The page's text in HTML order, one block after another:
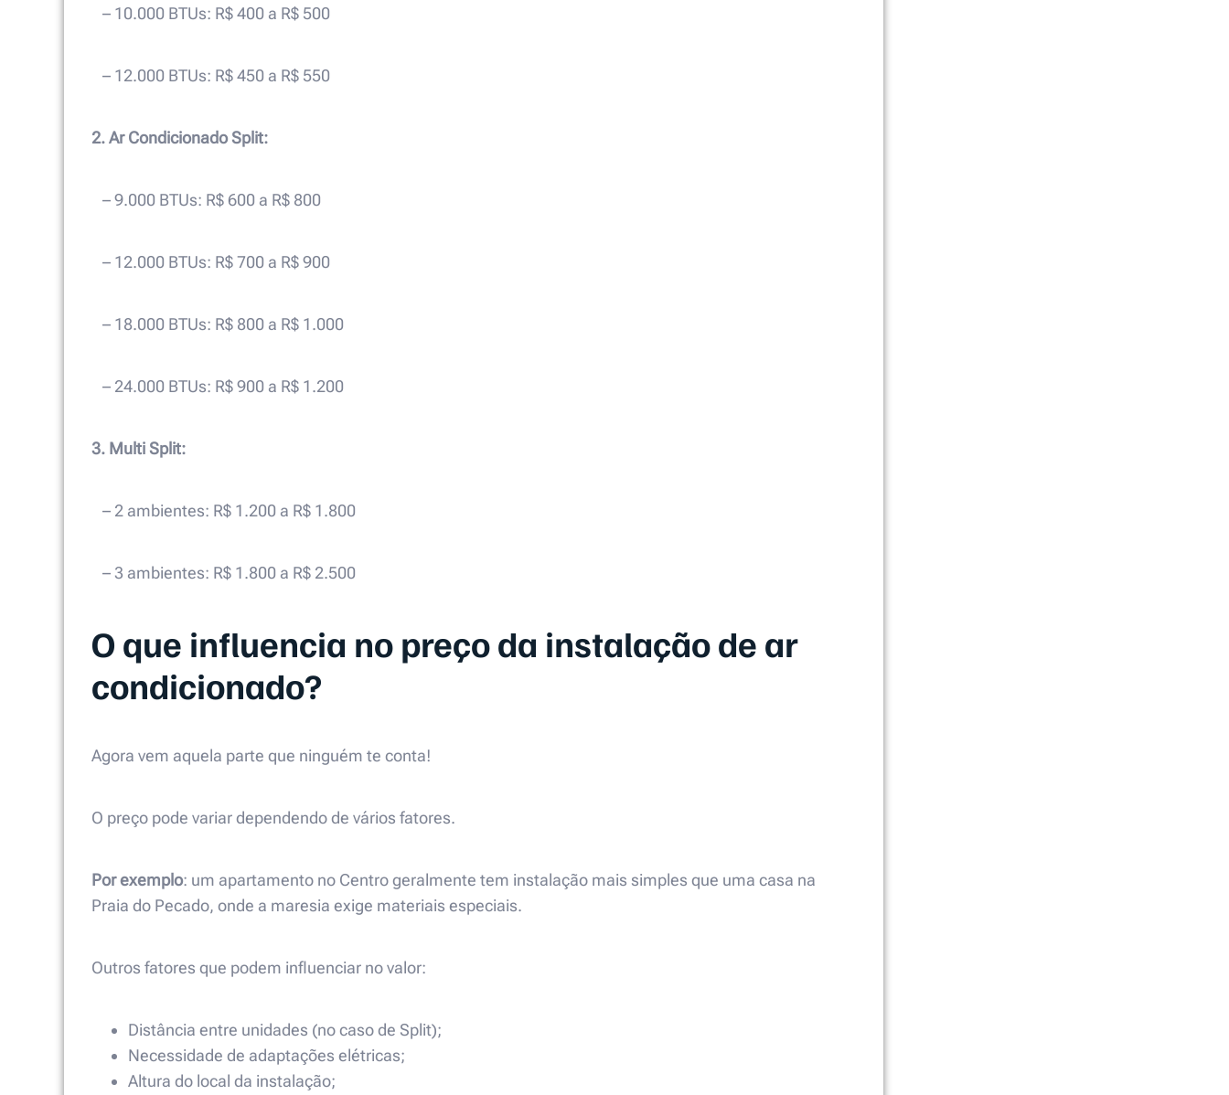
– 10.000 BTUs: R$ 400 a R$ 500
– 12.000 BTUs: R$ 450 a R$ 550
2. Ar Condicionado Split:
– 9.000 BTUs: R$ 600 a R$ 800
– 12.000 BTUs: R$ 700 a R$ 900
– 18.000 BTUs: R$ 800 a R$ 1.000
– 24.000 BTUs: R$ 900 a R$ 1.200
3. Multi Split:
– 2 ambientes: R$ 1.200 a R$ 1.800
– 3 ambientes: R$ 1.800 a R$ 2.500
O que influencia no preço da instalação de ar
condicionado?
Agora vem aquela parte que ninguém te conta!
O preço pode variar dependendo de vários fatores.
Por exemplo: um apartamento no Centro geralmente tem instalação mais simples que uma casa na
Praia do Pecado, onde a maresia exige materiais especiais.
Outros fatores que podem influenciar no valor:
Distância entre unidades (no caso de Split);
Necessidade de adaptações elétricas;
Altura do local da instalação;